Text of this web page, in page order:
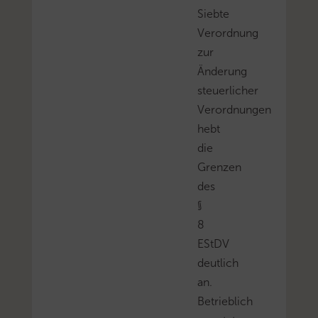
Siebte
Verordnung
zur
Änderung
steuerlicher
Verordnungen
hebt
die
Grenzen
des
§
8
EStDV
deutlich
an.
Betrieblich